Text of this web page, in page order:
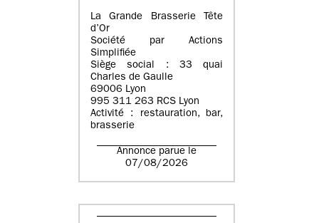
La Grande Brasserie Tête
d’Or
Société par Actions
Simplifiée
Siège social : 33 quai
Charles de Gaulle
69006 Lyon
995 311 263 RCS Lyon
Activité : restauration, bar,
brasserie
Annonce parue le
07/08/2026